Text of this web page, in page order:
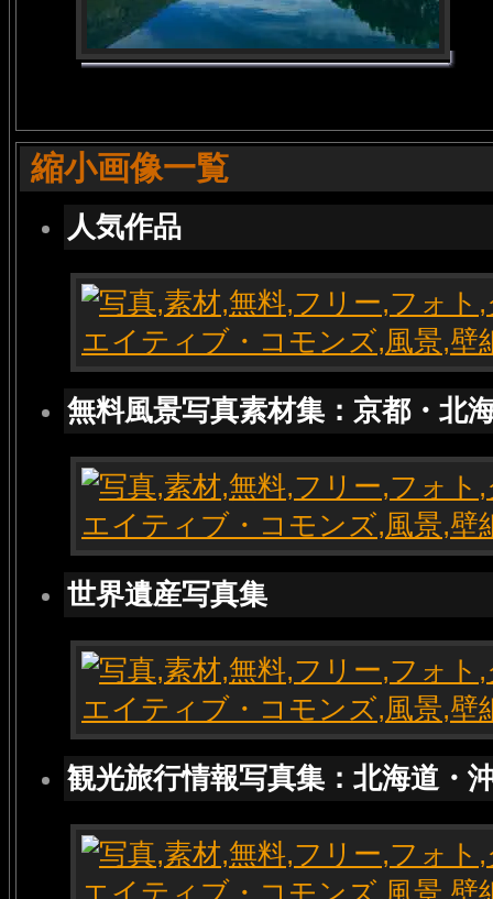
縮小画像一覧
人気作品
無料風景写真素材集：京都・北
世界遺産写真集
観光旅行情報写真集：北海道・